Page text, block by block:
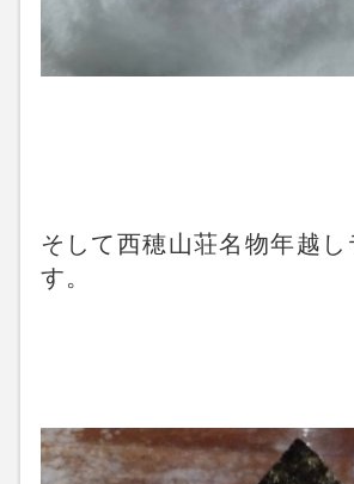
そして西穂山荘名物年越
す。